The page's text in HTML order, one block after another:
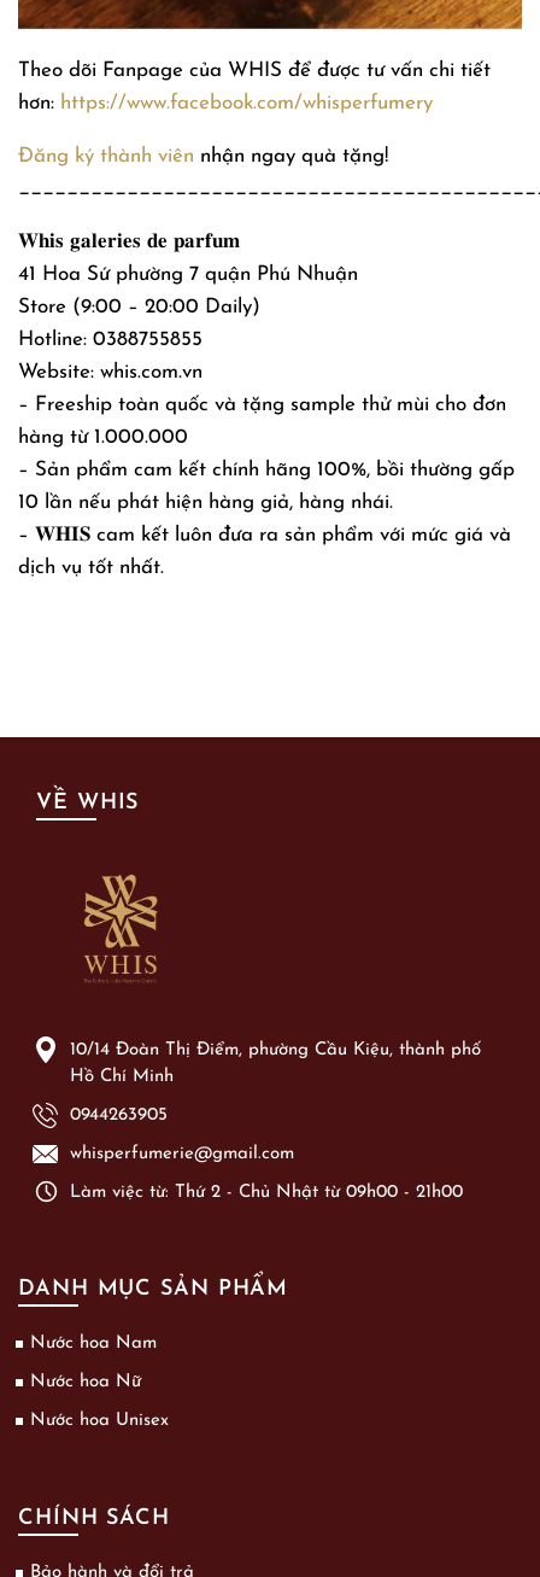
Theo dõi Fanpage của WHIS để được tư vấn chi tiết
hơn: https://www.facebook.com/whisperfumery
Đăng ký thành viên nhận ngay quà tặng!
𝐖𝐡𝐢𝐬 𝐠𝐚𝐥𝐞𝐫𝐢𝐞𝐬 𝐝𝐞 𝐩𝐚𝐫𝐟𝐮𝐦
41 Hoa Sứ phường 7 quận Phú Nhuận
Store (9:00 – 20:00 Daily)
Hotline: 0388755855
Website: whis.com.vn
– Freeship toàn quốc và tặng sample thử mùi cho đơn
hàng từ 1.000.000
– Sản phẩm cam kết chính hãng 100%, bồi thường gấp
10 lần nếu phát hiện hàng giả, hàng nhái.
– 𝐖𝐇𝐈𝐒 cam kết luôn đưa ra sản phẩm với mức giá và
dịch vụ tốt nhất.
VỀ WHIS
10/14 Đoàn Thị Điểm, phường Cầu Kiệu, thành phố
Hồ Chí Minh
0944263905
whisperfumerie@gmail.com
Làm việc từ: Thứ 2 - Chủ Nhật từ 09h00 - 21h00
DANH MỤC SẢN PHẨM
Nước hoa Nam
Nước hoa Nữ
Nước hoa Unisex
CHÍNH SÁCH
Bảo hành và đổi trả